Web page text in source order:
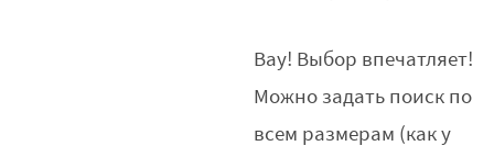
Вау! Выбор впечатляет!
Можно задать поиск по
всем размерам (как у